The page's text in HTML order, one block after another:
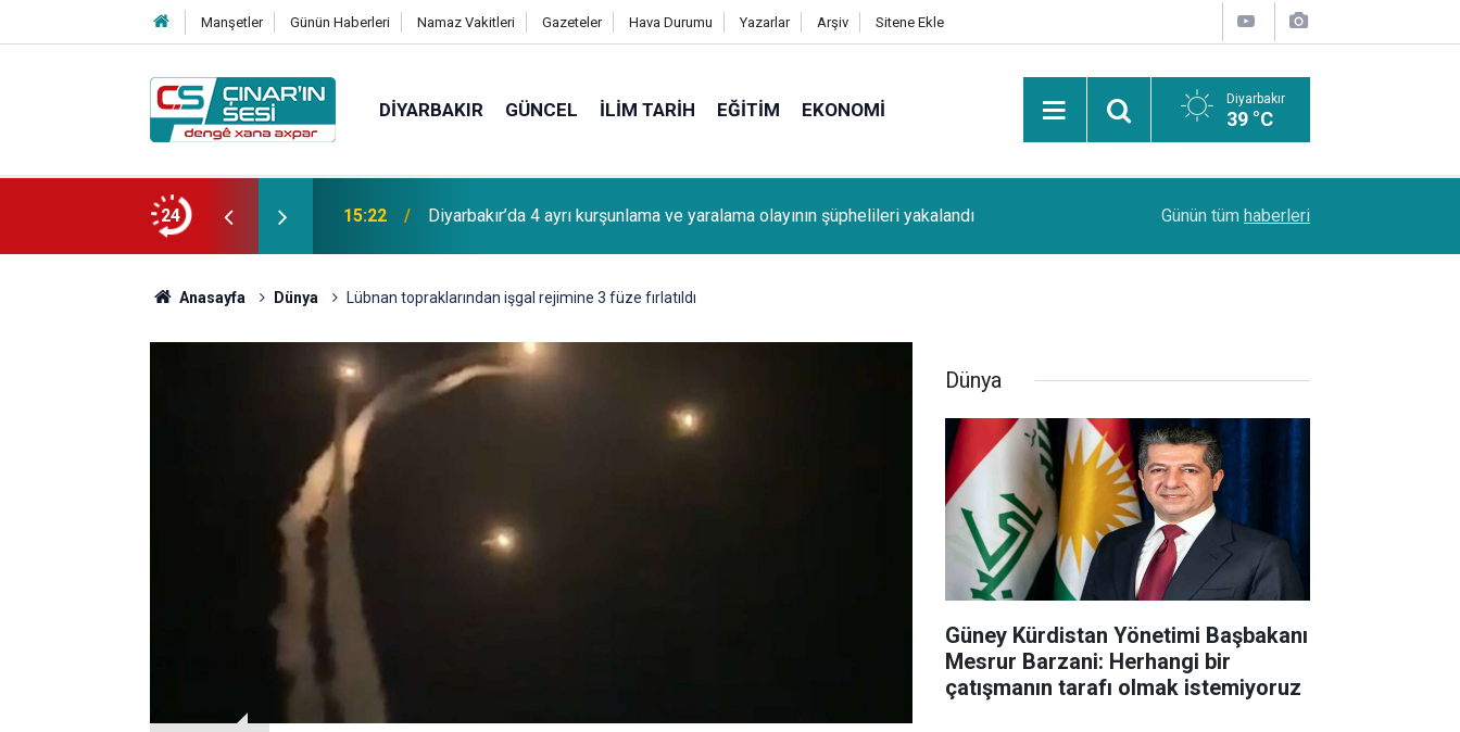
Manşetler Günün Haberleri Namaz Vakitleri Gazeteler Hava Durumu Yazarlar Arşiv Sitene Ekle
DIYARBAKIR GÜNCEL İLIM TARIH EĞITIM EKONOMI Diyarbakır
39 °C
24
Demir'den Piraziz Türbesi için çağrı: Bu
15:22 Diyarbakır’da 4 ayrı kurşunlama ve yaralama olayının şüphelileri yakalandı Diyarbakır Şehir Hastanesi için hedef 2027'nin
Günün tüm haberleri
Anasayfa Dünya Lübnan topraklarından işgal rejimine 3 füze fırlatıldı
Dünya
Güney Kürdistan Yönetimi Başbakanı
Mesrur Barzani: Herhangi bir
çatışmanın tarafı olmak istemiyoruz